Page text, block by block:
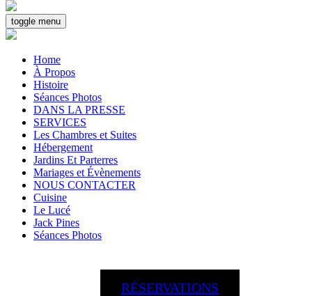
toggle menu
Home
À Propos
Histoire
Séances Photos
DANS LA PRESSE
SERVICES
Les Chambres et Suites
Hébergement
Jardins Et Parterres
Mariages et Évènements
NOUS CONTACTER
Cuisine
Le Lucé
Jack Pines
Séances Photos
RÉSERVATIONS